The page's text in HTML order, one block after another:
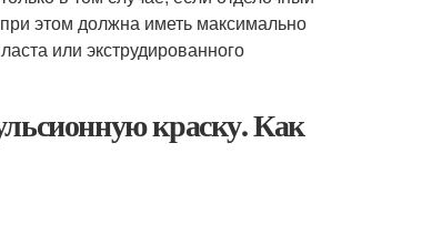
этом должна иметь максимально
или экструдированного
краску. Как